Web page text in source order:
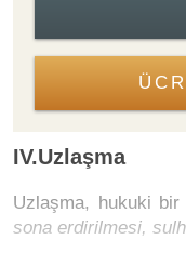
IV.Uzlaşma
Uzlaşma, hukuki
sona erdirilmesi,